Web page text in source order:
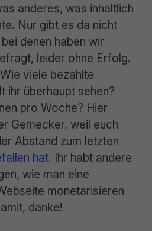
anderes, was inhaltlich
Nur gibt es da nicht
denen haben wir
leider ohne Erfolg.
viele bezahlte
ihr überhaupt sehen?
pro Woche? Hier
Gemecker, weil euch
Abstand zum letzten
hat. Ihr habt andere
wie man eine
monetarisieren
danke!